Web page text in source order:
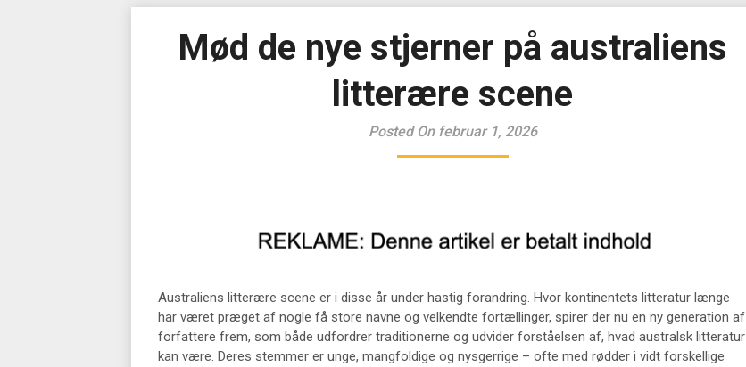
Mød de nye stjerner på australiens
litterære scene
Posted On februar 1, 2026
Australiens litterære scene er i disse år under hastig forandring. Hvor kontinentets litteratur længe
har været præget af nogle få store navne og velkendte fortællinger, spirer der nu en ny generation af
forfattere frem, som både udfordrer traditionerne og udvider forståelsen af, hvad australsk litteratur
kan være. Deres stemmer er unge, mangfoldige og nysgerrige – ofte med rødder i vidt forskellige